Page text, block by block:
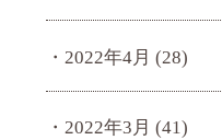
2022年4月 (28)
2022年3月 (41)